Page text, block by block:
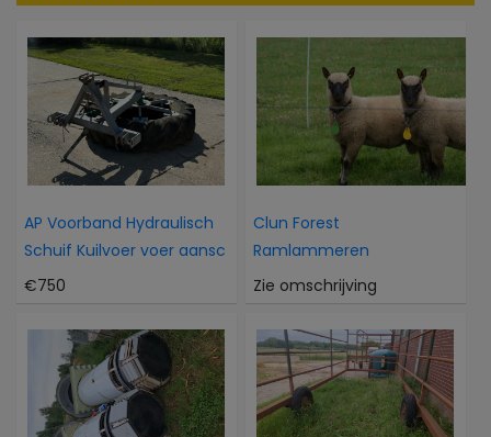
AP Voorband Hydraulisch
Schuif Kuilvoer voer aansc
€750
Clun Forest
Ramlammeren
Zie omschrijving